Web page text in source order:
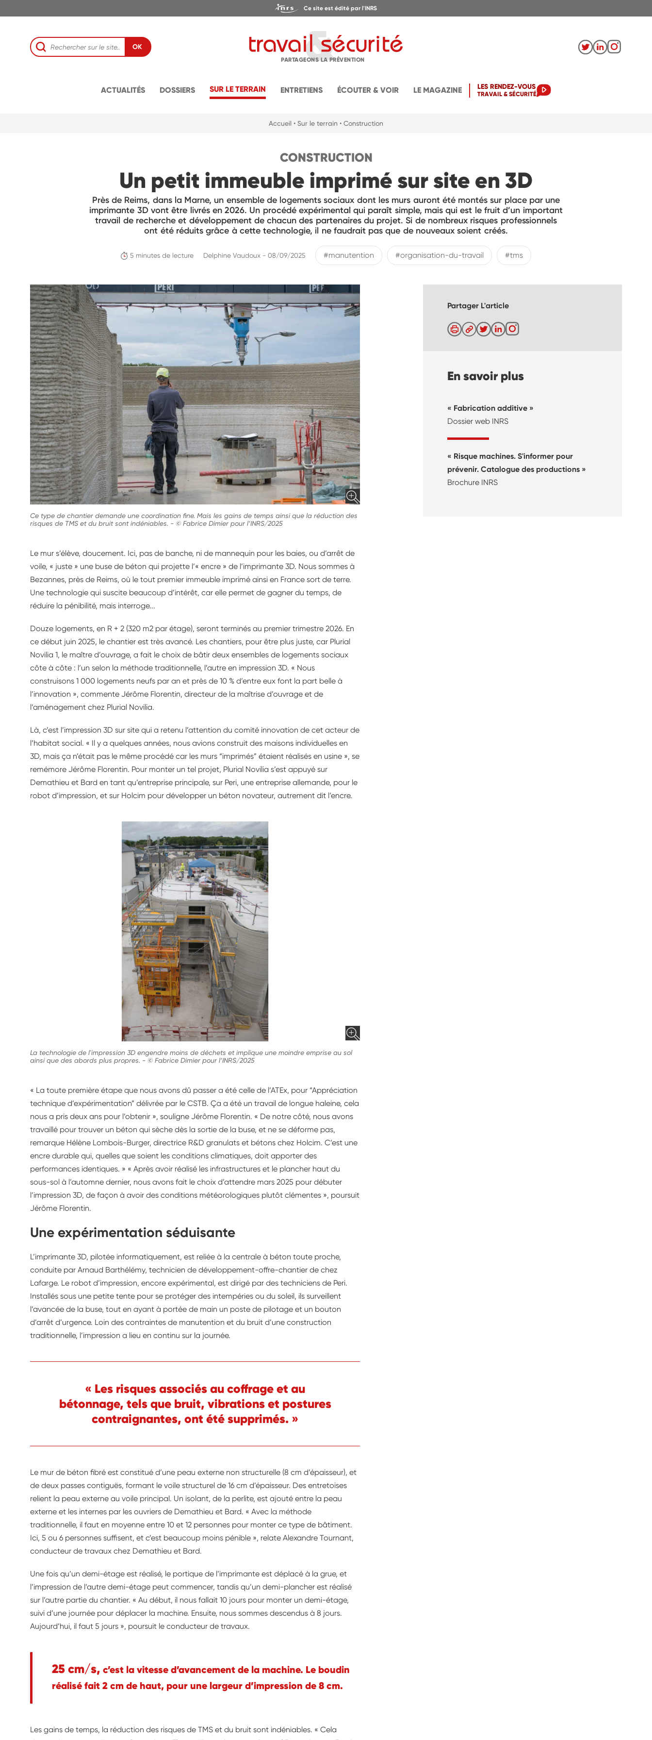
Ce site est édité par l'INRS
OK
PARTAGEONS LA PRÉVENTION
ACTUALITÉS DOSSIERS SUR LE TERRAIN ENTRETIENS ÉCOUTER & VOIR LE MAGAZINE LES RENDEZ-VOUS
TRAVAIL & SÉCURITÉ
Accueil • Sur le terrain • Construction
CONSTRUCTION
Un petit immeuble imprimé sur site en 3D
Près de Reims, dans la Marne, un ensemble de logements sociaux dont les murs auront été montés sur place par une
imprimante 3D vont être livrés en 2026. Un procédé expérimental qui paraît simple, mais qui est le fruit d’un important
travail de recherche et développement de chacun des partenaires du projet. Si de nombreux risques professionnels
ont été réduits grâce à cette technologie, il ne faudrait pas que de nouveaux soient créés.
5 minutes de lecture Delphine Vaudoux - 08/09/2025 #manutention #organisation-du-travail #tms
Ce type de chantier demande une coordination fine. Mais les gains de temps ainsi que la réduction des
risques de TMS et du bruit sont indéniables. - © Fabrice Dimier pour l’INRS/2025
Le mur s’élève, doucement. Ici, pas de banche, ni de mannequin pour les baies, ou d’arrêt de
voile, « juste » une buse de béton qui projette l’« encre » de l’imprimante 3D. Nous sommes à
Bezannes, près de Reims, où le tout premier immeuble imprimé ainsi en France sort de terre.
Une technologie qui suscite beaucoup d’intérêt, car elle permet de gagner du temps, de
réduire la pénibilité, mais interroge...
Douze logements, en R + 2 (320 m2 par étage), seront terminés au premier trimestre 2026. En
ce début juin 2025, le chantier est très avancé. Les chantiers, pour être plus juste, car Plurial
Novilia 1, le maître d’ouvrage, a fait le choix de bâtir deux ensembles de logements sociaux
côte à côte : l’un selon la méthode traditionnelle, l’autre en impression 3D. « Nous
construisons 1 000 logements neufs par an et près de 10 % d’entre eux font la part belle à
l’innovation », commente Jérôme Florentin, directeur de la maîtrise d’ouvrage et de
l’aménagement chez Plurial Novilia.
Là, c’est l’impression 3D sur site qui a retenu l’attention du comité innovation de cet acteur de
l’habitat social. « Il y a quelques années, nous avions construit des maisons individuelles en
3D, mais ça n’était pas le même procédé car les murs “imprimés” étaient réalisés en usine », se
remémore Jérôme Florentin. Pour monter un tel projet, Plurial Novilia s’est appuyé sur
Demathieu et Bard en tant qu’entreprise principale, sur Peri, une entreprise allemande, pour le
robot d’impression, et sur Holcim pour développer un béton novateur, autrement dit l’encre.
La technologie de l'impression 3D engendre moins de déchets et implique une moindre emprise au sol
ainsi que des abords plus propres. - © Fabrice Dimier pour l’INRS/2025
« La toute première étape que nous avons dû passer a été celle de l’ATEx, pour “Appréciation
technique d’expérimentation” délivrée par le CSTB. Ça a été un travail de longue haleine, cela
nous a pris deux ans pour l’obtenir », souligne Jérôme Florentin. « De notre côté, nous avons
travaillé pour trouver un béton qui sèche dès la sortie de la buse, et ne se déforme pas,
remarque Hélène Lombois-Burger, directrice R&D granulats et bétons chez Holcim. C’est une
encre durable qui, quelles que soient les conditions climatiques, doit apporter des
performances identiques. » « Après avoir réalisé les infrastructures et le plancher haut du
sous-sol à l’automne dernier, nous avons fait le choix d’attendre mars 2025 pour débuter
l’impression 3D, de façon à avoir des conditions météorologiques plutôt clémentes », poursuit
Jérôme Florentin.
Une expérimentation séduisante
L’imprimante 3D, pilotée informatiquement, est reliée à la centrale à béton toute proche,
conduite par Arnaud Barthélémy, technicien de développement-offre-chantier de chez
Lafarge. Le robot d’impression, encore expérimental, est dirigé par des techniciens de Peri.
Installés sous une petite tente pour se protéger des intempéries ou du soleil, ils surveillent
l’avancée de la buse, tout en ayant à portée de main un poste de pilotage et un bouton
d’arrêt d’urgence. Loin des contraintes de manutention et du bruit d’une construction
traditionnelle, l’impression a lieu en continu sur la journée.
« Les risques associés au coffrage et au
bétonnage, tels que bruit, vibrations et postures
contraignantes, ont été supprimés. »
Le mur de béton fibré est constitué d’une peau externe non structurelle (8 cm d’épaisseur), et
de deux passes contiguës, formant le voile structurel de 16 cm d’épaisseur. Des entretoises
relient la peau externe au voile principal. Un isolant, de la perlite, est ajouté entre la peau
externe et les internes par les ouvriers de Demathieu et Bard. « Avec la méthode
traditionnelle, il faut en moyenne entre 10 et 12 personnes pour monter ce type de bâtiment.
Ici, 5 ou 6 personnes suffisent, et c’est beaucoup moins pénible », relate Alexandre Tournant,
conducteur de travaux chez Demathieu et Bard.
Une fois qu’un demi-étage est réalisé, le portique de l’imprimante est déplacé à la grue, et
l’impression de l’autre demi-étage peut commencer, tandis qu’un demi-plancher est réalisé
sur l’autre partie du chantier. « Au début, il nous fallait 10 jours pour monter un demi-étage,
suivi d’une journée pour déplacer la machine. Ensuite, nous sommes descendus à 8 jours.
Aujourd’hui, il faut 5 jours », poursuit le conducteur de travaux.
25 cm/s, c’est la vitesse d’avancement de la machine. Le boudin
réalisé fait 2 cm de haut, pour une largeur d’impression de 8 cm.
Les gains de temps, la réduction des risques de TMS et du bruit sont indéniables. « Cela
Partager L'article
En savoir plus
« Fabrication additive »
Dossier web INRS
« Risque machines. S'informer pour
prévenir. Catalogue des productions »
Brochure INRS